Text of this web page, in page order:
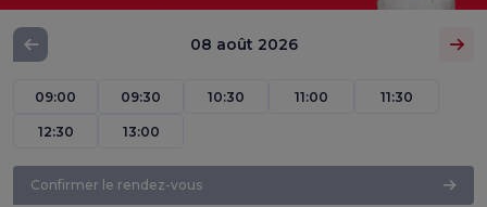
08 août 2026
09:00 09:30 10:30 11:00 11:30
12:30 13:00
Confirmer le rendez-vous